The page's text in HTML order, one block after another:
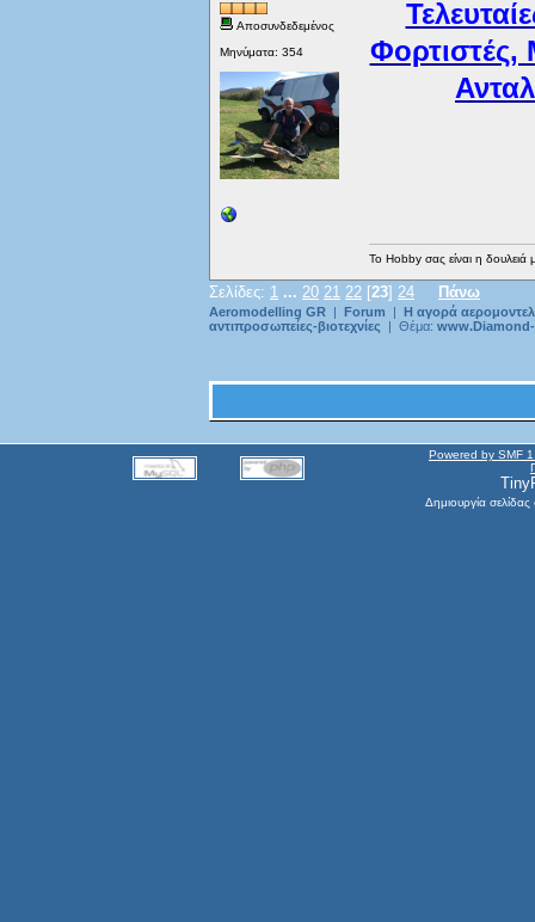
Αποσυνδεδεμένος
Μηνύματα: 354
Φορτιστές,
Το Hobby σας είναι η δουλειά
Σελίδες: 1 ... 20 21 22 [23] 24 Πάνω
Aeromodelling GR | Forum | Η αγορά
αντιπροσωπείες-βιοτεχνίες | Θέμα:
Powered by SMF
Δημιουργία